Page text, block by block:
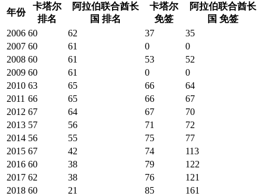
年份
卡塔尔
排名
阿拉伯联合酋长
国 排名
卡塔尔
免签
阿拉伯联合酋长
国 免签
2006 60 62 37
35
2007 60 61 0
0
2008 60 61 53
52
2009 60 61 0
0
2010 63 65 66
64
2011 66 65 66
67
2012 67 64 67
70
2013 57 56 71
72
2014 56 55 75
77
2015 67 42 74
113
2016 60 38 79
122
2017 62 38 76
121
2018 60 21 85
161